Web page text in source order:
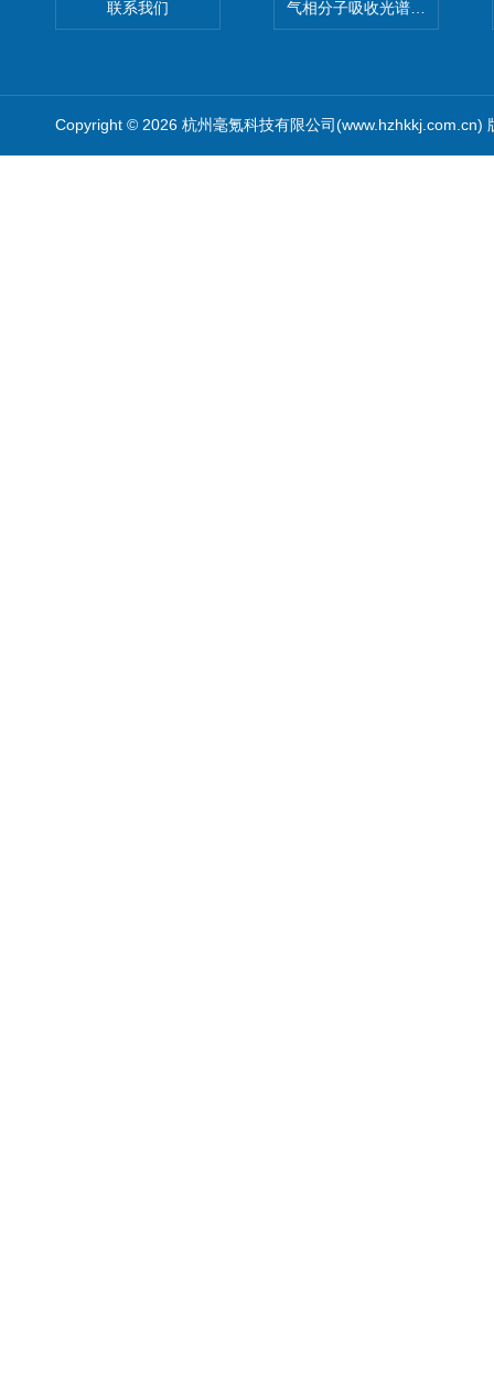
联系我们 气相分子吸收光谱仪（HGMA
Copyright © 2026 杭州毫氪科技有限公司(www.hzhkkj.com.cn)